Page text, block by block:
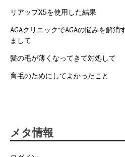
リアップX5を使用した結果
AGAクリニックでAGAの悩みを解消
まして
髪の毛が薄くなってきて対処して
育毛のためにしてよかったこと
メタ情報